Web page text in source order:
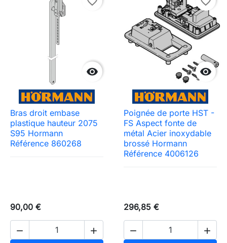

Bras droit embase
plastique hauteur 2075
S95 Hormann
Référence 860268
90,00 €
 

Poignée de porte HST -
FS Aspect fonte de
métal Acier inoxydable
brossé Hormann
Référence 4006126
296,85 €
 